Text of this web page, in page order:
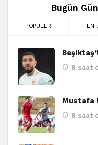
Bugün
POPÜLER EN
8 saat
Mustafa
8 saat